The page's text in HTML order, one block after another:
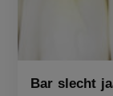
Bar slecht